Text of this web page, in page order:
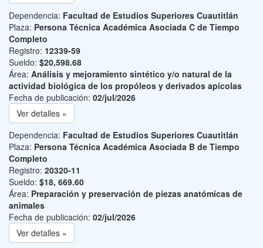
Dependencia: Facultad de Estudios Superiores Cuautitlán
Plaza: Persona Técnica Académica Asociada C de Tiempo
Completo
Registro: 12339-59
Sueldo: $20,598.68
Área: Análisis y mejoramiento sintético y/o natural de la
actividad biológica de los propóleos y derivados apícolas
Fecha de publicación: 02/jul/2026
Ver detalles »
Dependencia: Facultad de Estudios Superiores Cuautitlán
Plaza: Persona Técnica Académica Asociada B de Tiempo
Completo
Registro: 20320-11
Sueldo: $18, 669.60
Área: Preparación y preservación de piezas anatómicas de
animales
Fecha de publicación: 02/jul/2026
Ver detalles »